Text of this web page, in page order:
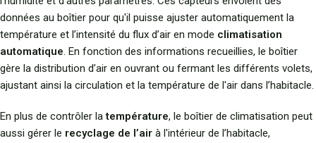
données au boîtier pour qu'il puisse ajuster automatiquement la
température et l’intensité du flux d’air en mode climatisation
automatique. En fonction des informations recueillies, le boîtier
gère la distribution d’air en ouvrant ou fermant les différents volets,
ajustant ainsi la circulation et la température de l'air dans l’habitacle.
En plus de contrôler latempérature, le boîtier de climatisation peut
aussi gérer le recyclage de l’air à l'intérieur de l’habitacle,